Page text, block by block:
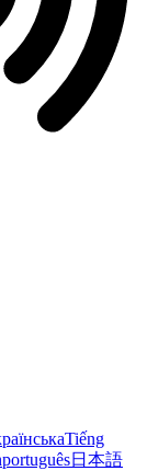
Tiếng
português日本語